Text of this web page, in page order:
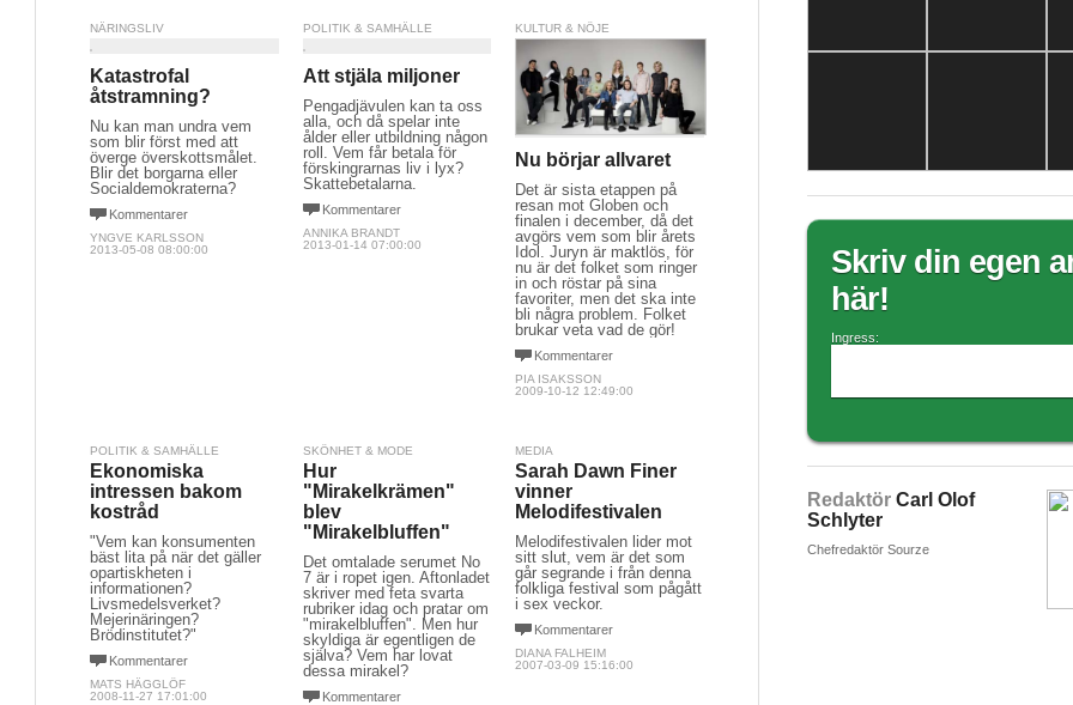
NÄRINGSLIV
Katastrofal
åtstramning?
Nu kan man undra vem
som blir först med att
överge överskottsmålet.
Blir det borgarna eller
Socialdemokraterna?
Kommentarer
YNGVE KARLSSON
2013-05-08 08:00:00
POLITIK & SAMHÄLLE
Att stjäla miljoner
Pengadjävulen kan ta oss
alla, och då spelar inte
ålder eller utbildning någon
roll. Vem får betala för
förskingrarnas liv i lyx?
Skattebetalarna.
Kommentarer
ANNIKA BRANDT
2013-01-14 07:00:00
KULTUR & NÖJE
Nu börjar allvaret
Det är sista etappen på
resan mot Globen och
finalen i december, då det
avgörs vem som blir årets
Idol. Juryn är maktlös, för
nu är det folket som ringer
in och röstar på sina
favoriter, men det ska inte
bli några problem. Folket
brukar veta vad de gör!
Kommentarer
PIA ISAKSSON
2009-10-12 12:49:00
POLITIK & SAMHÄLLE
Ekonomiska
intressen bakom
kostråd
"Vem kan konsumenten
bäst lita på när det gäller
opartiskheten i
informationen?
Livsmedelsverket?
Mejerinäringen?
Brödinstitutet?"
Kommentarer
MATS HÄGGLÖF
2008-11-27 17:01:00
SKÖNHET & MODE
Hur
"Mirakelkrämen"
blev
"Mirakelbluffen"
Det omtalade serumet No
7 är i ropet igen. Aftonladet
skriver med feta svarta
rubriker idag och pratar om
"mirakelbluffen". Men hur
skyldiga är egentligen de
själva? Vem har lovat
dessa mirakel?
Kommentarer
MEDIA
Sarah Dawn Finer
vinner
Melodifestivalen
Melodifestivalen lider mot
sitt slut, vem är det som
går segrande i från denna
folkliga festival som pågått
i sex veckor.
Kommentarer
DIANA FALHEIM
2007-03-09 15:16:00
Skriv din egen
här!
Ingress:
Redaktör Carl Olof
Schlyter
Chefredaktör Sourze